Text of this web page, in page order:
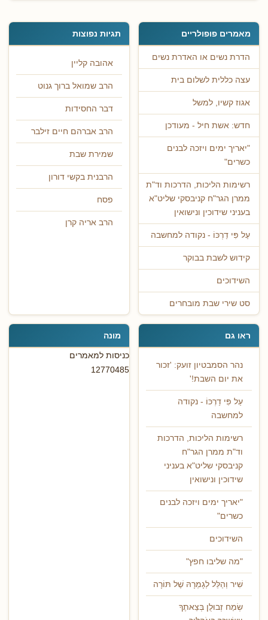
מאמרים פופולריים
הדרת נשים או האדרת נשים
עצה כללית לשלום בית
אגוז קשיו, למשל
חדש: אשת חיל - מעודכן
"יאריך ימים ויזכה לבנים
כשרים"
רשימות הליכות, הדרכות וד"ת
ממרן הגר"ח קניבסקי שליט"א
בעניני שידוכין ונישואין
עַל פִּי דַרְכּוֹ - נקודה למחשבה
קידוש לשבת בבוקר
השידוכים
סט שירי שבת מובחרים
תגיות נפוצות
אהובה קליין
הרב שמואל ברוך גנוט
דבר החסידות
הרב אברהם חיים זילבר
שמירת שבת
הרבנית בקשי דורון
פסח
הרב אריה קרן
ראו גם
נהר הסמבטיון זועק: 'זכור
את יום השבת!'
עַל פִּי דַרְכּוֹ - נקודה
למחשבה
רשימות הליכות, הדרכות
וד"ת ממרן הגר"ח
קניבסקי שליט"א בעניני
שידוכין ונישואין
"יאריך ימים ויזכה לבנים
כשרים"
השידוכים
"מה שליבו חפץ"
שִׁיר וְהַלֵּל לְגָמְרָהּ שֶׁל תּוֹרָה
שְׂמַח זְבוּלֻן בְּצֵאתֶךָ
מונה
כניסות למאמרים
12770485